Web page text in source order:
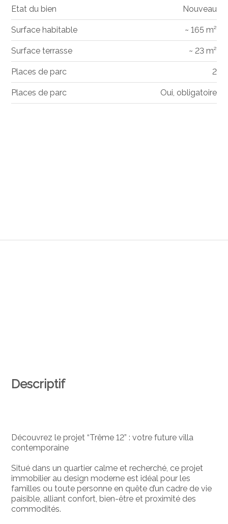
Descriptif
Découvrez le projet “Trême 12” : votre future villa
contemporaine
Situé dans un quartier calme et recherché, ce projet
immobilier au design moderne est idéal pour les
familles ou toute personne en quête d’un cadre de vie
paisible, alliant confort, bien-être et proximité des
commodités.
Etat du bien Nouveau
Surface habitable ~ 165 m²
Surface terrasse ~ 23 m²
Places de parc 2
Places de parc Oui, obligatoire